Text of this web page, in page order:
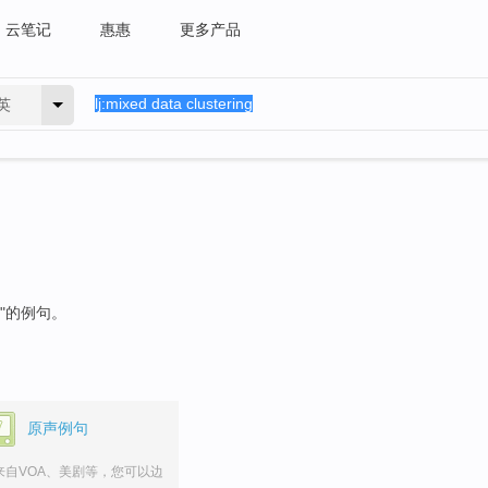
云笔记 惠惠 更多产品
"的例句。
原声例句
自VOA、美剧等，您可以边